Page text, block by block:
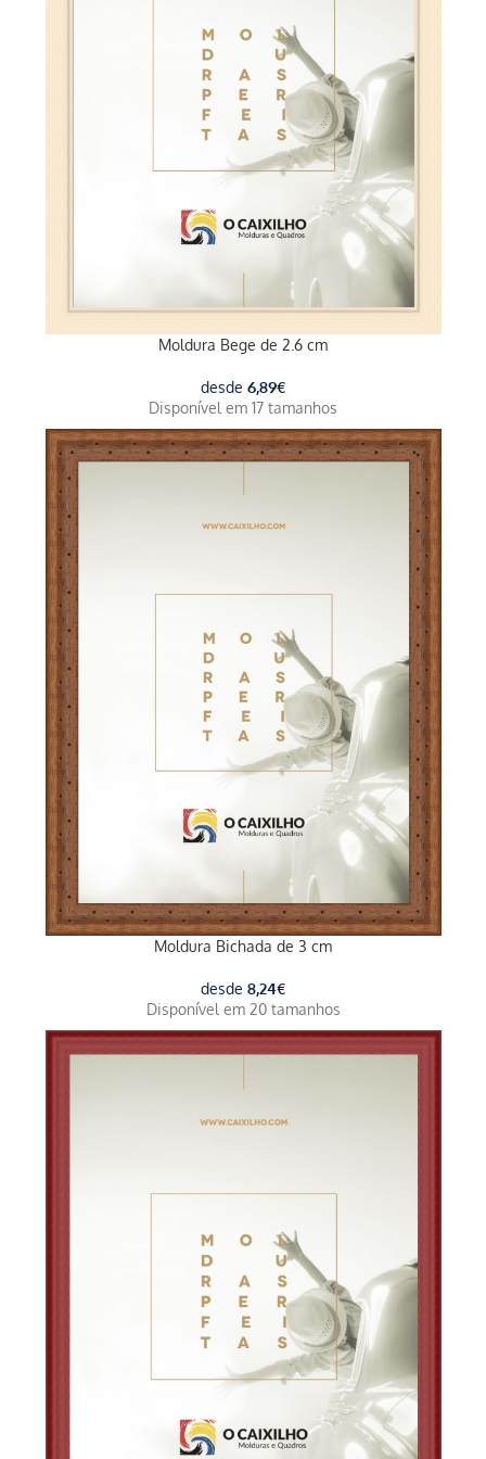
Moldura Bege de 2.6 cm
desde 6,89€
Disponível em 17 tamanhos
Moldura Bichada de 3 cm
desde 8,24€
Disponível em 20 tamanhos